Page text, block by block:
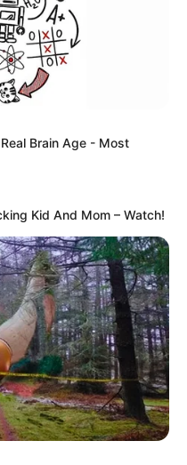
çalır:Bu canlıların
xəbər verir
CƏMİYYƏT
xəbər -Tarix
0 0
Brain Age - Most
Kid And Mom – Watch!